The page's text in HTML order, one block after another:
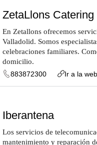
ZetaLlons Catering
En Zetallons ofrecemos
Valladolid. Somos
celebraciones familiares.
domicilio.
883872300
Ir a la web
Iberantena
Los servicios de
mantenimiento y reparación